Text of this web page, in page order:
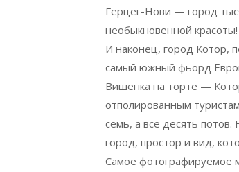
Герцег-Нови — город
необыкновенной красоты!
И наконец, город Котор,
самый южный фьорд
Вишенка на торте —
отполированным
семь, а все десять
город, простор и вид,
Самое фотографируемое